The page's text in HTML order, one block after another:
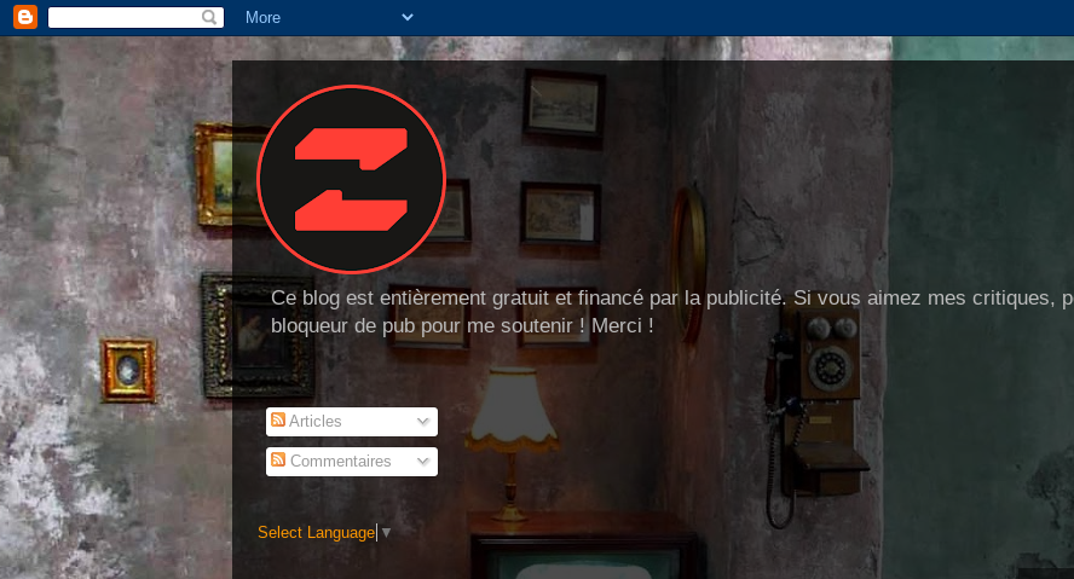
Ce blog est entièrement gratuit et financé par la publicité. Si vous aimez mes critiques,
bloqueur de pub pour me soutenir ! Merci !
Articles
Commentaires
Select Language ▼